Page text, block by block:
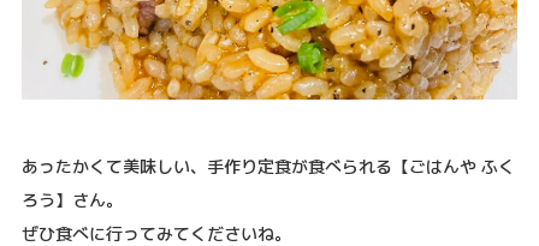
あったかくて美味しい、手作り定食が食べられる【ごはんや ふく
ろう】さん。
ぜひ食べに行ってみてくださいね。